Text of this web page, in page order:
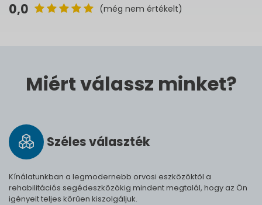
0,0 (még nem értékelt)
Miért válassz minket?
Széles vá­lasz­ték
Kínálatunkban a legmodernebb orvosi eszközöktől a
rehabilitációs segédeszközökig mindent megtalál, hogy az Ön
igényeit teljes körűen kiszolgáljuk.